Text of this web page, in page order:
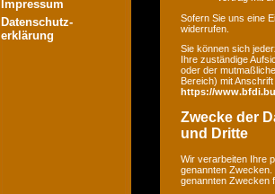
Impressum
Datenschutz-
erklärung
Sofern Sie uns eine
widerrufen.
Sie können sich
Ihre zuständige
oder der
Bereich) mit
https://
Zwecke der
und Dritte
Wir verarbeiten Ihre
genannten
genannten Zwecken